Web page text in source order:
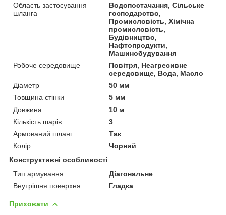
Область застосування
шланга
Водопостачання, Сільське
господарство,
Промисловість, Хімічна
промисловість,
Будівництво,
Нафтопродукти,
Машинобудування
Робоче середовище
Повітря, Неагресивне
середовище, Вода, Масло
Діаметр
50 мм
Товщина стінки
5 мм
Довжина
10 м
Кількість шарів
3
Армований шланг
Так
Колір
Чорний
Конструктивні особливості
Тип армування
Діагональне
Внутрішня поверхня
Гладка
Приховати